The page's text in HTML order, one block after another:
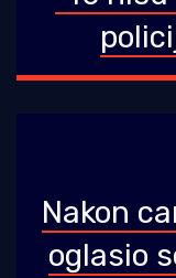
Nakon
oglasio